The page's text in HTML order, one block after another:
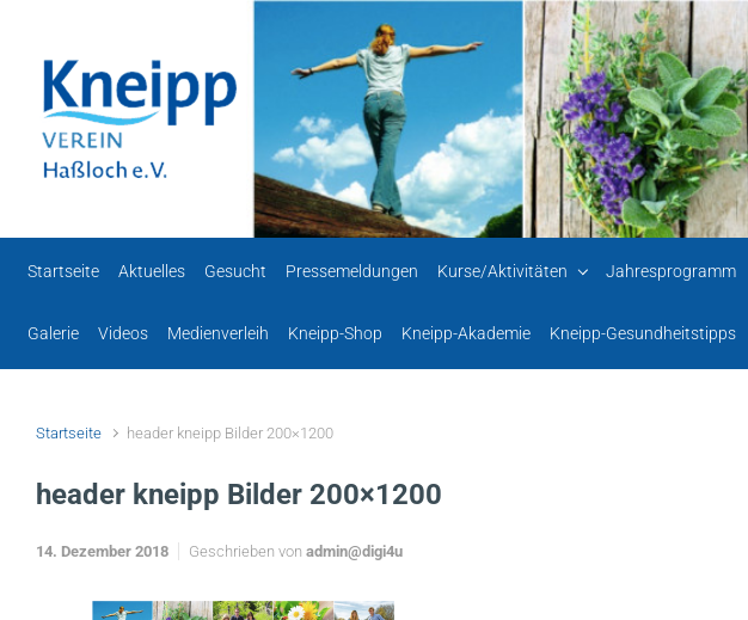
Startseite Aktuelles Gesucht Pressemeldungen Kurse/Aktivitäten Jahresprogramm
Galerie Videos Medienverleih Kneipp-Shop Kneipp-Akademie Kneipp-Gesundheitstipps
Startseite header kneipp Bilder 200×1200
header kneipp Bilder 200×1200
14. Dezember 2018 Geschrieben von admin@digi4u